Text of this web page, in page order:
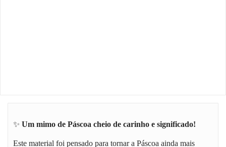
✨ Um mimo de Páscoa cheio de carinho e significado!
Este material foi pensado para tornar a Páscoa ainda mais